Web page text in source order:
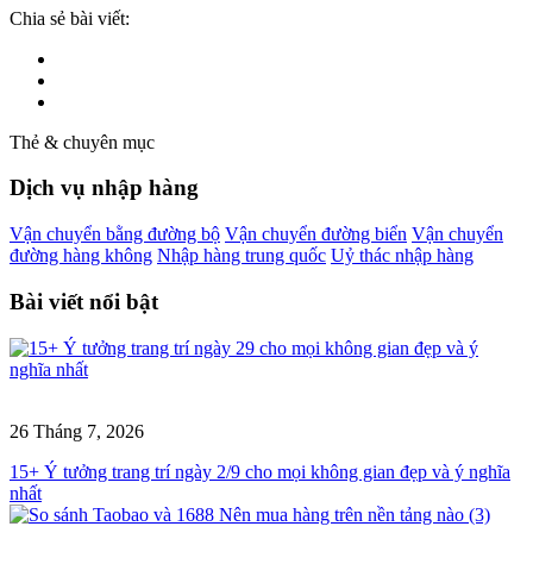
Chia sẻ bài viết:
Thẻ & chuyên mục
Dịch vụ nhập hàng
Vận chuyển bằng đường bộ Vận chuyển đường biển Vận chuyển
đường hàng không Nhập hàng trung quốc Uỷ thác nhập hàng
Bài viết nổi bật
26 Tháng 7, 2026
15+ Ý tưởng trang trí ngày 2/9 cho mọi không gian đẹp và ý nghĩa
nhất